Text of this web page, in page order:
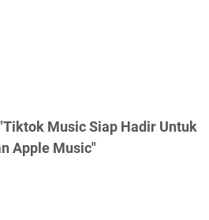
Music Siap Hadir Untuk
Apple Music"